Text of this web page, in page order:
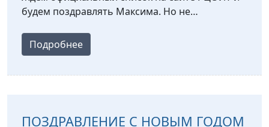
будем поздравлять Максима. Но не…
Подробнее
ПОЗДРАВЛЕНИЕ С НОВЫМ ГОДОМ